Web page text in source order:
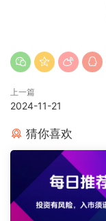
上一篇
2024-11-21
猜你喜欢